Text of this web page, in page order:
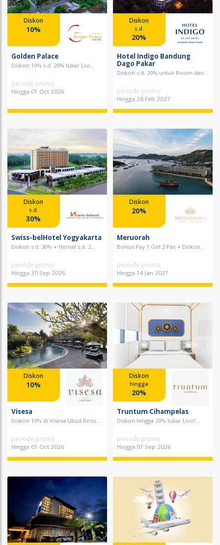
Diskon
10%
Golden Palace
Diskon 10% s.d. 20% tukar Livi...
periode promo
Hingga 01 Oct 2026
Diskon
s.d.
20%
Hotel Indigo Bandung
Dago Pakar
Diskon s.d. 20% untuk Room dan...
periode promo
Hingga 28 Feb 2027
Diskon
s.d.
30%
Swiss-belHotel Yogyakarta
Diskon s.d. 30% + Hemat s.d. 2...
periode promo
Hingga 30 Sep 2026
Diskon
20%
Meruorah
Bonus Pay 1 Get 2 Pax + Diskon...
periode promo
Hingga 14 Jan 2027
Diskon
10%
Visesa
Diskon 10% di Visesa Ubud Reso...
periode promo
Hingga 01 Oct 2026
Diskon
hingga
20%
Truntum Cihampelas
Diskon hingga 20% tukar Livin’...
periode promo
Hingga 07 Sep 2026